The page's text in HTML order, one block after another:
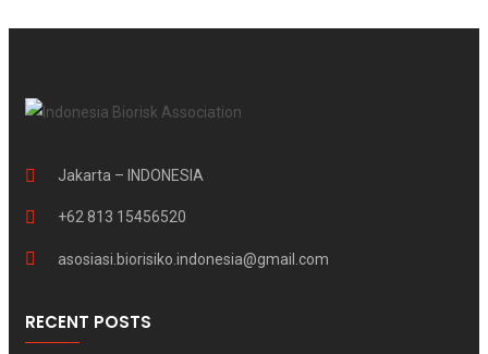
Jakarta – INDONESIA
+62 813 15456520
asosiasi.biorisiko.indonesia@gmail.com
RECENT POSTS